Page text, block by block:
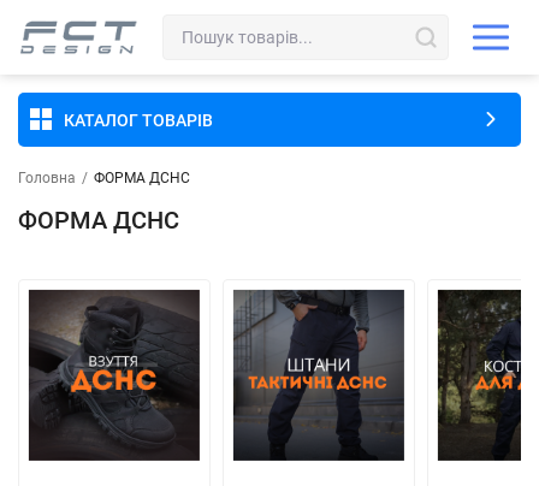
КАТАЛОГ ТОВАРІВ
Головна / ФОРМА ДСНС
ФОРМА ДСНС